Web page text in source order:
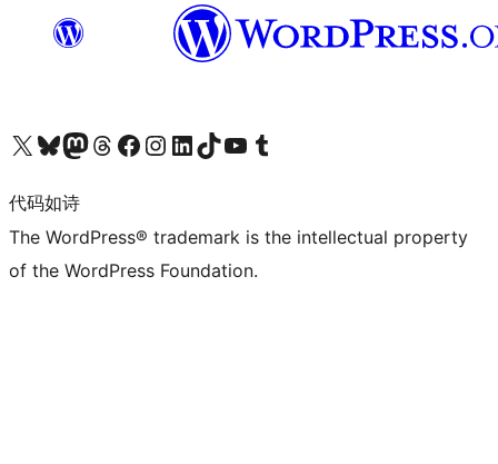
关注我们的 X（原 Twitter）账号访问我们的 Bluesky 账号关注我们的 Mastodon 账号访问我们的 Threads 账号 访问我们的 Facebook 公共主页关注我们的 Instagram 账号 关注我们的 LinkedIn 主页访问我们的 TikTok 账号访问我们的 YouTube 频道 访问我们的 Tumblr 账号
代码如诗
The WordPress® trademark is the intellectual property
of the WordPress Foundation.